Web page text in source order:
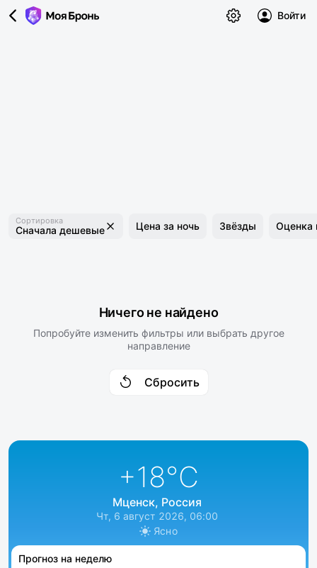
Войти
Сортировка
Сначала дешевые Цена за ночь Звёзды Оценка
Ничего не найдено
Попробуйте изменить фильтры или выбрать другое
направление
Сбросить
+18°C
Мценск, Россия
Чт, 6 август 2026, 06:00
Ясно
Прогноз на неделю